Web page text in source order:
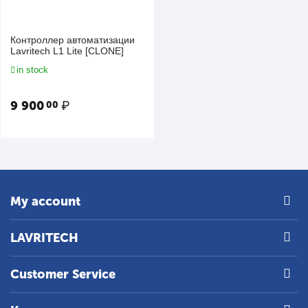
21 700 00 ₽
Контроллер автоматизации
Lavritech L1 Lite [CLONE]
in stock
9 90000 ₽
My account
LAVRITECH
Customer Service